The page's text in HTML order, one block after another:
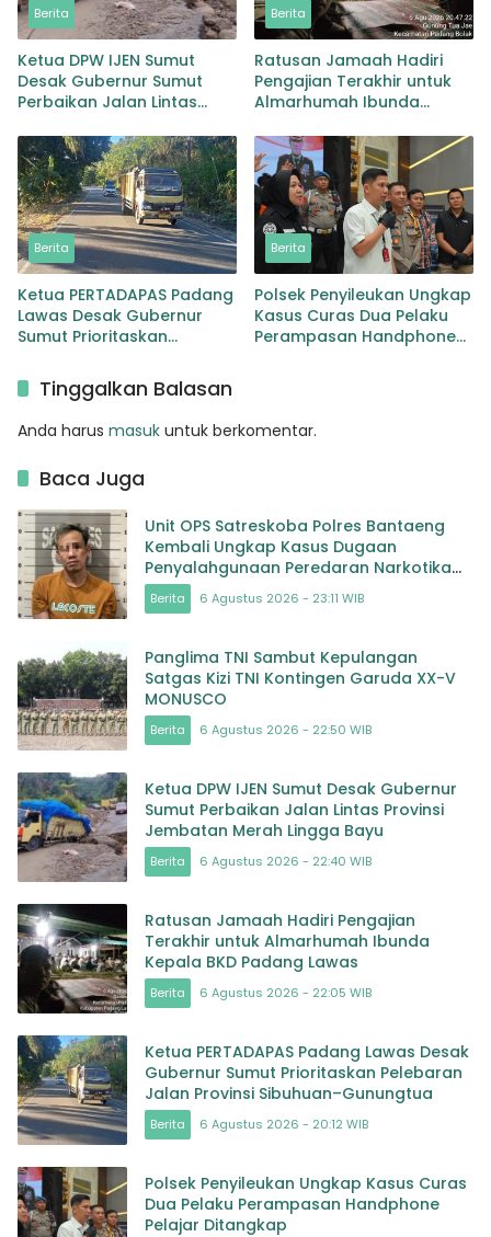
Berita
Ketua DPW IJEN Sumut
Desak Gubernur Sumut
Perbaikan Jalan Lintas
Lingga Bayu
Berita
Ratusan Jamaah Hadiri
Pengajian Terakhir untuk
Almarhumah Ibunda
Berita
Ketua PERTADAPAS Padang
Lawas Desak Gubernur
Sumut Prioritaskan
Sibuhuan–Gunungtua
Berita
Polsek Penyileukan Ungkap
Kasus Curas Dua Pelaku
Perampasan Handphone
Tinggalkan Balasan
Anda harus masuk untuk berkomentar.
Baca Juga
Unit OPS Satreskoba Polres Bantaeng
Kembali Ungkap Kasus Dugaan
Penyalahgunaan Peredaran Narkotika
Jenis Sabu
Berita 6 Agustus 2026 - 23:11 WIB
Panglima TNI Sambut Kepulangan
Satgas Kizi TNI Kontingen Garuda XX-V
MONUSCO
Berita 6 Agustus 2026 - 22:50 WIB
Ketua DPW IJEN Sumut Desak Gubernur
Sumut Perbaikan Jalan Lintas Provinsi
Jembatan Merah Lingga Bayu
Berita 6 Agustus 2026 - 22:40 WIB
Ratusan Jamaah Hadiri Pengajian
Terakhir untuk Almarhumah Ibunda
Kepala BKD Padang Lawas
Berita 6 Agustus 2026 - 22:05 WIB
Ketua PERTADAPAS Padang Lawas Desak
Gubernur Sumut Prioritaskan Pelebaran
Jalan Provinsi Sibuhuan–Gunungtua
Berita 6 Agustus 2026 - 20:12 WIB
Polsek Penyileukan Ungkap Kasus Curas
Dua Pelaku Perampasan Handphone
Pelajar Ditangkap